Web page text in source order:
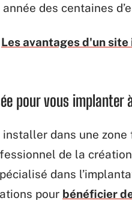
des centaines
Les avantages d'un
pour vous implanter
dans une
de la
dans
pour bénéficier